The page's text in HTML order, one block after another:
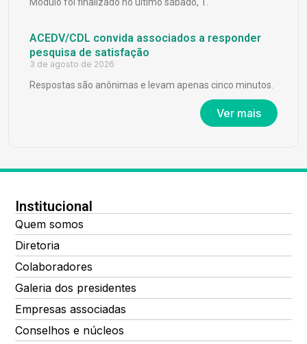
Módulo foi finalizado no último sábado, 1.
ACEDV/CDL convida associados a responder
pesquisa de satisfação
3 de agosto de 2026
Respostas são anônimas e levam apenas cinco minutos.
Ver mais
Institucional
Quem somos
Diretoria
Colaboradores
Galeria dos presidentes
Empresas associadas
Conselhos e núcleos